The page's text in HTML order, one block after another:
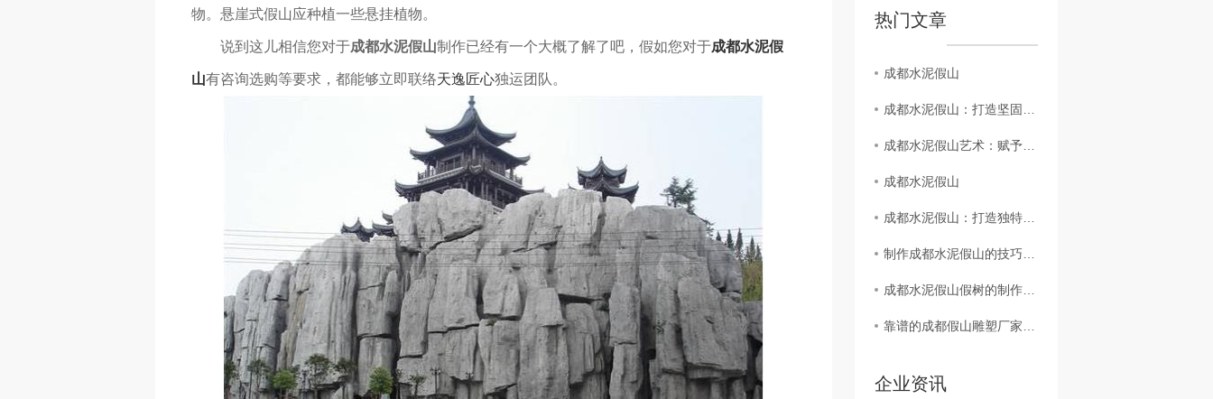
物。悬崖式假山应种植一些悬挂植物。
说到这儿相信您对于成都水泥假山制作已经有一个大概了解了吧，假如您对于成都水泥假
山有咨询选购等要求，都能够立即联络天逸匠心独运团队。
热门文章
成都水泥假山
成都水泥假山
企业资讯